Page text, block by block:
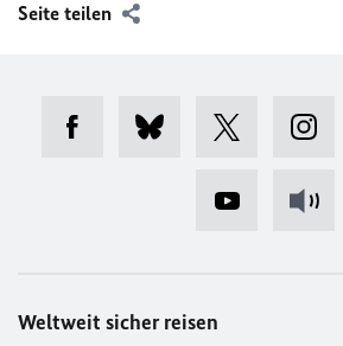
Seite teilen
Weltweit sicher reisen